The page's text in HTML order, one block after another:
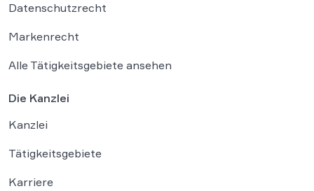
Datenschutzrecht
Markenrecht
Alle Tätigkeitsgebiete ansehen
Die Kanzlei
Kanzlei
Tätigkeitsgebiete
Karriere